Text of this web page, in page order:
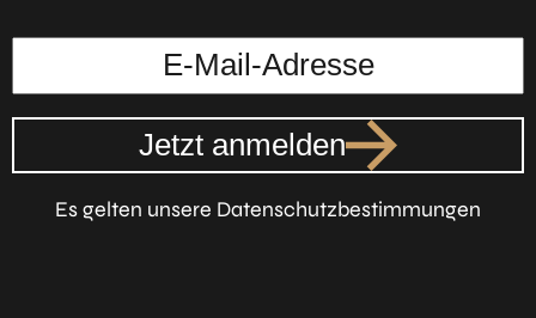
Jetzt anmelden
Es gelten unsere Datenschutzbestimmungen